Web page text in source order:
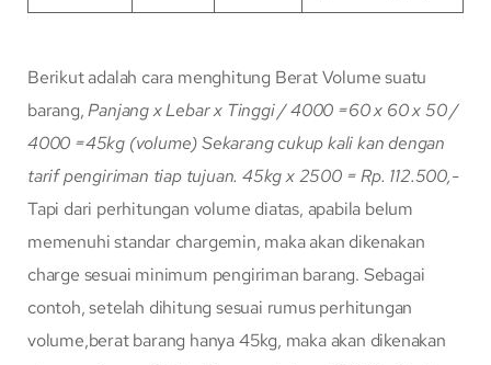
Berikut adalah cara menghitung Berat Volume suatu
barang,Panjang x Lebar x Tinggi / 4000 =60 x 60 x 50 /
4000 =45kg (volume)Sekarang cukup kali kan dengan
tarif pengiriman tiap tujuan. 45kg x 2500 = Rp. 112.500,-
Tapi dari perhitungan volume diatas, apabila belum
memenuhi standar chargemin, maka akan dikenakan
charge sesuai minimum pengiriman barang. Sebagai
contoh, setelah dihitung sesuai rumus perhitungan
volume,berat barang hanya 45kg, maka akan dikenakan